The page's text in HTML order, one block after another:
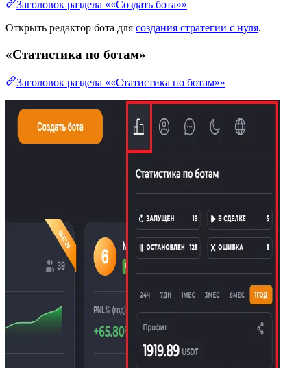
Заголовок раздела ««Создать бота»»
Открыть редактор бота для создания стратегии с нуля.
«Статистика по ботам»
Заголовок раздела ««Статистика по ботам»»